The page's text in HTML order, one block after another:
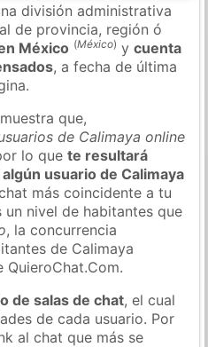
división administrativa
de provincia, región ó
México (México) ycuenta
, a fecha de última
que,
de Calimaya online
lo quete resultará
usuario de Calimaya
más coincidente a tu
un nivel de habitantes que
, la concurrencia
de Calimaya
de salas de chat, el cual
de cada usuario. Por
al chat que más se